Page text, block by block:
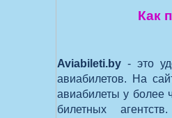
Как
Aviabileti.by - это
авиабилетов. На
авиабилеты у более
билетных